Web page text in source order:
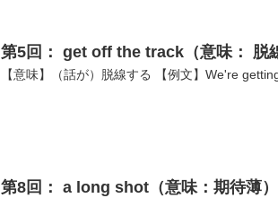
第5回： get off the track（意味： 脱
【意味】（話が）脱線する 【例文】We're
第8回： a long shot（意味：期待薄）